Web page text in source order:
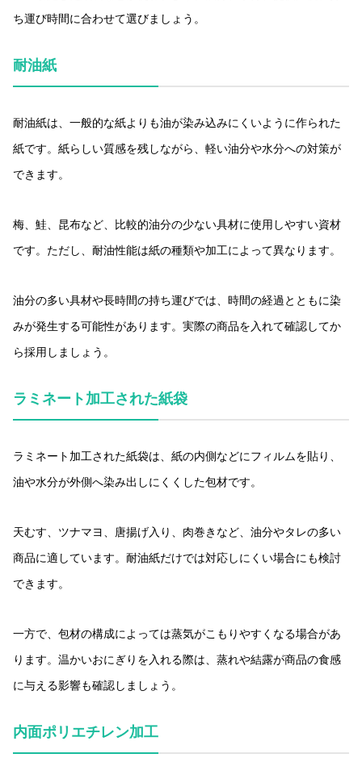
ち運び時間に合わせて選びましょう。
耐油紙
耐油紙は、一般的な紙よりも油が染み込みにくいように作られた
紙です。紙らしい質感を残しながら、軽い油分や水分への対策が
できます。
梅、鮭、昆布など、比較的油分の少ない具材に使用しやすい資材
です。ただし、耐油性能は紙の種類や加工によって異なります。
油分の多い具材や長時間の持ち運びでは、時間の経過とともに染
みが発生する可能性があります。実際の商品を入れて確認してか
ら採用しましょう。
ラミネート加工された紙袋
ラミネート加工された紙袋は、紙の内側などにフィルムを貼り、
油や水分が外側へ染み出しにくくした包材です。
天むす、ツナマヨ、唐揚げ入り、肉巻きなど、油分やタレの多い
商品に適しています。耐油紙だけでは対応しにくい場合にも検討
できます。
一方で、包材の構成によっては蒸気がこもりやすくなる場合があ
ります。温かいおにぎりを入れる際は、蒸れや結露が商品の食感
に与える影響も確認しましょう。
内面ポリエチレン加工